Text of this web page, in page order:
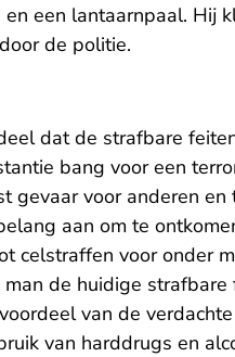
een lantaarnpaal. Hij
de politie.
dat de strafbare
bang voor een
voor anderen en
aan om te
celstraffen voor onder
de huidige
van de
van harddrugs en